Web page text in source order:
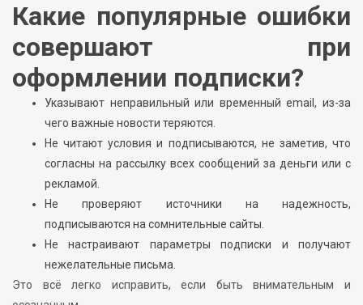
Какие популярные ошибки
совершают при
оформлении подписки?
Указывают неправильный или временный email, из-за
чего важные новости теряются.
Не читают условия и подписываются, не заметив, что
согласны на рассылку всех сообщений за деньги или с
рекламой.
Не проверяют источники на надежность,
подписываются на сомнительные сайты.
Не настраивают параметры подписки и получают
нежелательные письма.
Это всё легко исправить, если быть внимательным и